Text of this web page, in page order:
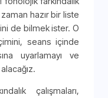
hazır bir liste
de bilmek ister. O
seans içinde
uyarlamayı ve
çalışmaları,